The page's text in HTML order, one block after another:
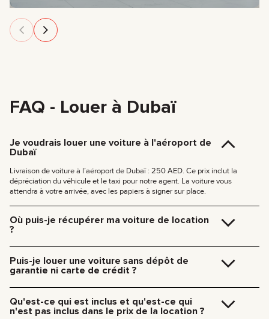
FAQ - Louer à Dubaï
Je voudrais louer une voiture à l'aéroport de
Dubaï
Livraison de voiture à l’aéroport de Dubaï : 250 AED. Ce prix inclut la
dépréciation du véhicule et le taxi pour notre agent. La voiture vous
attendra à votre arrivée, avec les papiers à signer sur place.
Où puis-je récupérer ma voiture de location
?
vous faire livrer à votre hôtel ou à l’aéroport de Dubaï. Notre équipe vous
retrouve à l’endroit de votre choix et s’occupe de toutes les formalités sur
185 AED (+5% TVA) pour une livraison en journée (09:00 – 21:00)
235 AED (+5% TVA) pour une livraison de nuit (21:00 – 09:00)
Puis-je louer une voiture sans dépôt de
garantie ni carte de crédit ?
cryptomonnaie.
Qu'est-ce qui est inclus et qu'est-ce qui
n'est pas inclus dans le prix de la location ?